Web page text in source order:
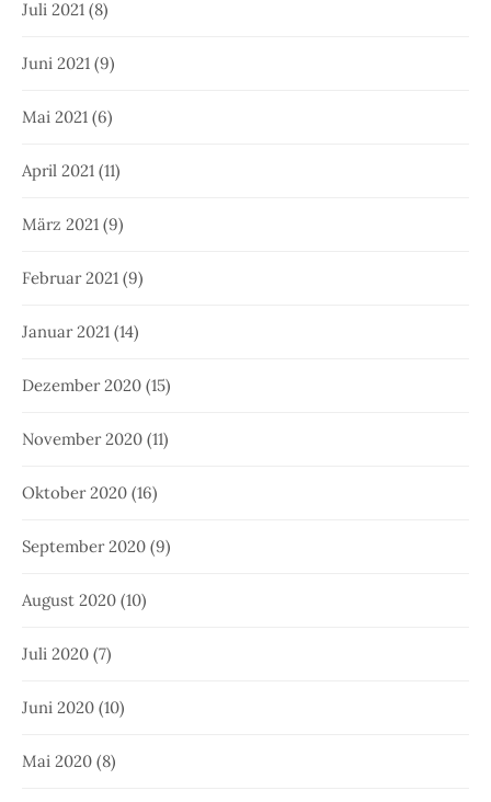
Juli 2021 (8)
Juni 2021 (9)
Mai 2021 (6)
April 2021 (11)
März 2021 (9)
Februar 2021 (9)
Januar 2021 (14)
Dezember 2020 (15)
November 2020 (11)
Oktober 2020 (16)
September 2020 (9)
August 2020 (10)
Juli 2020 (7)
Juni 2020 (10)
Mai 2020 (8)